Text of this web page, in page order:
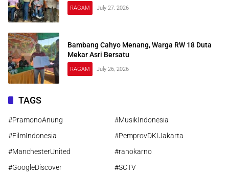
RAGAM July 27, 2026
Bambang Cahyo Menang, Warga RW 18 Duta
Mekar Asri Bersatu
RAGAM July 26, 2026
TAGS
#PramonoAnung
#MusikIndonesia
#FilmIndonesia
#PemprovDKIJakarta
#ManchesterUnited
#ranokarno
#GoogleDiscover
#SCTV